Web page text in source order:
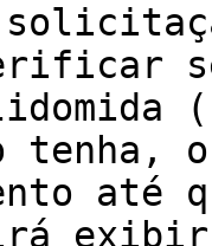
tenha,
até
exibir